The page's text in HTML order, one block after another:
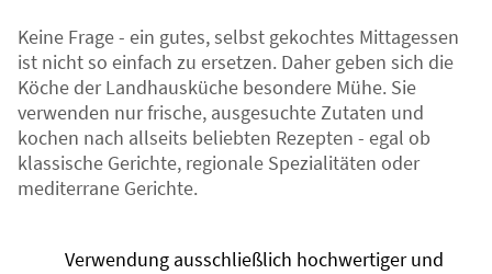
Keine Frage - ein gutes, selbst gekochtes Mittagessen
ist nicht so einfach zu ersetzen. Daher geben sich die
Köche der Landhausküche besondere Mühe. Sie
verwenden nur frische, ausgesuchte Zutaten und
kochen nach allseits beliebten Rezepten - egal ob
klassische Gerichte, regionale Spezialitäten oder
mediterrane Gerichte.
Verwendung ausschließlich hochwertiger und